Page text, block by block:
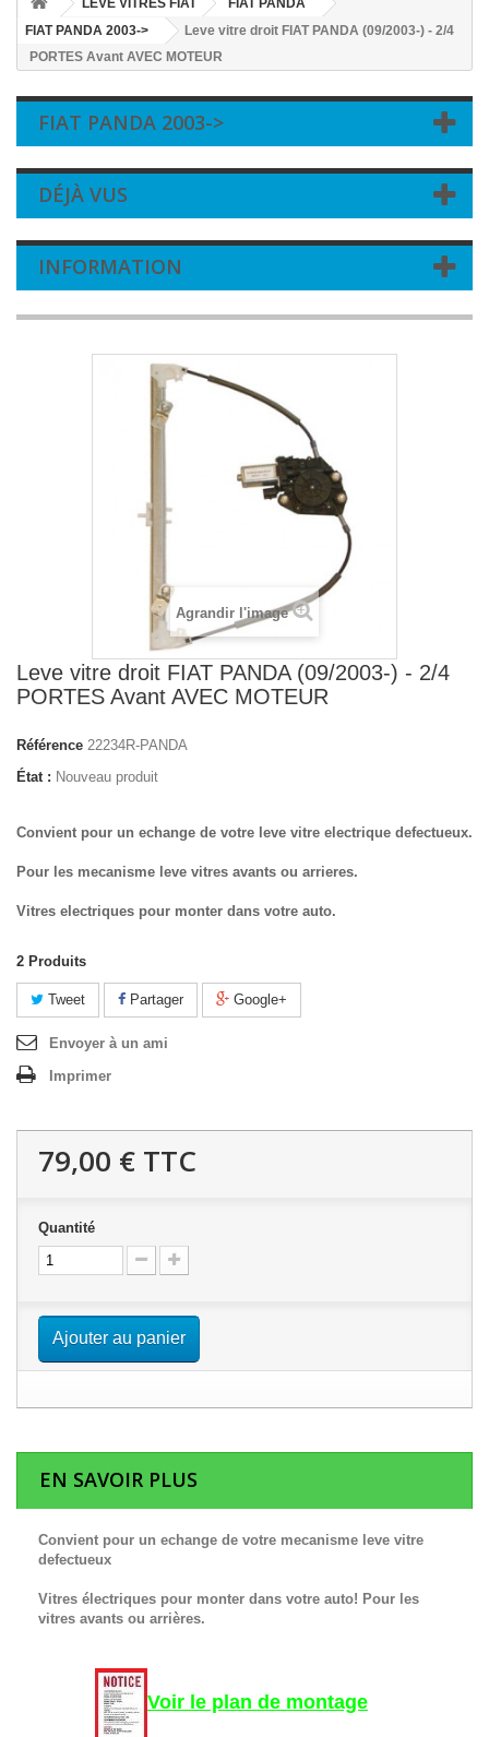
LEVE VITRES FIAT
FIAT PANDA
FIAT PANDA 2003->
Leve vitre droit FIAT PANDA (09/2003-) - 2/4
PORTES Avant AVEC MOTEUR
FIAT PANDA 2003->
DÉJÀ VUS
INFORMATION
Agrandir l'image
Leve vitre droit FIAT PANDA (09/2003-) - 2/4
PORTES Avant AVEC MOTEUR
Référence 22234R-PANDA
État : Nouveau produit
Convient pour un echange de votre leve vitre electrique defectueux.
Pour les mecanisme leve vitres avants ou arrieres.
Vitres electriques pour monter dans votre auto.
2 Produits
Tweet Partager Google+
Envoyer à un ami
Imprimer
79,00 € TTC
Quantité
Ajouter au panier
EN SAVOIR PLUS
Convient pour un echange de votre mecanisme leve vitre
defectueux
Vitres électriques pour monter dans votre auto! Pour les
vitres avants ou arrières.
Voir le plan de montage